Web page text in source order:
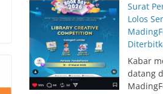
Surat
Lolos
Kabar
datang